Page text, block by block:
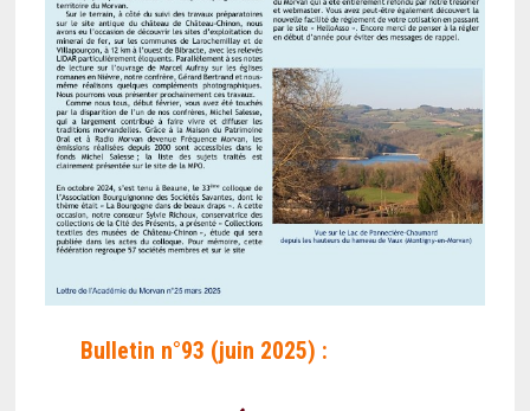
Bulletin n°93 (juin 2025) :